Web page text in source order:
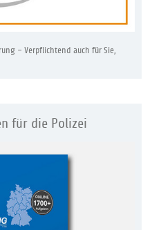
– Verpflichtend auch für Sie,
für die Polizei